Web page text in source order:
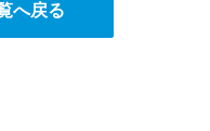
へ戻る